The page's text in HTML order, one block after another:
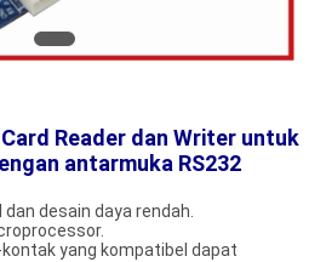
Reader dan Writer untuk
antarmuka RS232
desain daya rendah.
yang kompatibel dapat